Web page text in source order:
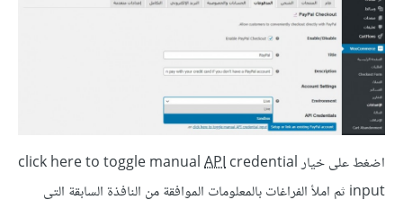
اضغط على خيار click here to toggle manual APIcredential
input ثم املأ الفراغات بالمعلومات الموافقة من النافذة السابقة التي